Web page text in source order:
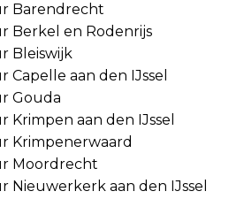
Barendrecht
Berkel en Rodenrijs
Bleiswijk
Capelle aan den IJssel
Gouda
Krimpen aan den IJssel
Krimpenerwaard
Moordrecht
Nieuwerkerk aan den IJssel